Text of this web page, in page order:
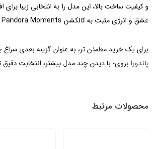
و کیفیت ساخت بالا، این مدل را به انتخابی زیبا
عشق و انرژی مثبت به کالکشن Pandora Moments تبدیل کرده است.
برای یک خرید مطمئن تر، به عنوان گزینه بعدی سراغ
پاندورا بروی؛ با دیدن چند مدل بیشتر، انتخابت
محصولات مرتبط